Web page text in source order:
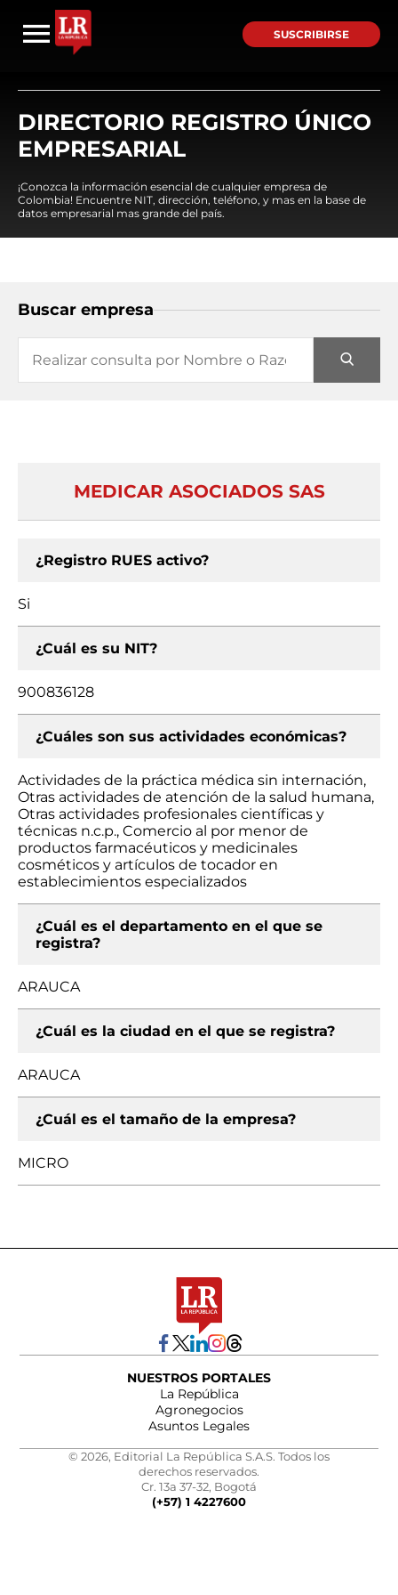
SUSCRIBIRSE
DIRECTORIO REGISTRO ÚNICO
EMPRESARIAL
¡Conozca la información esencial de cualquier empresa de
Colombia! Encuentre NIT, dirección, teléfono, y mas en la base de
datos empresarial mas grande del país.
Buscar empresa
MEDICAR ASOCIADOS SAS
¿Registro RUES activo?
Si
¿Cuál es su NIT?
900836128
¿Cuáles son sus actividades económicas?
Actividades de la práctica médica sin internación,
Otras actividades de atención de la salud humana,
Otras actividades profesionales científicas y
técnicas n.c.p., Comercio al por menor de
productos farmacéuticos y medicinales
cosméticos y artículos de tocador en
establecimientos especializados
¿Cuál es el departamento en el que se
registra?
ARAUCA
¿Cuál es la ciudad en el que se registra?
ARAUCA
¿Cuál es el tamaño de la empresa?
MICRO
NUESTROS PORTALES
La República
Agronegocios
Asuntos Legales
© 2026, Editorial La República S.A.S. Todos los
derechos reservados.
Cr. 13a 37-32, Bogotá
(+57) 1 4227600